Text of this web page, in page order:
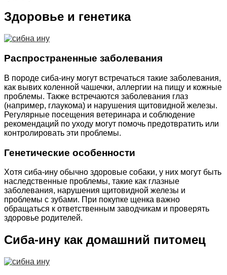
Здоровье и генетика
Распространенные заболевания
В породе сиба-ину могут встречаться такие заболевания,
как вывих коленной чашечки, аллергии на пищу и кожные
проблемы. Также встречаются заболевания глаз
(например, глаукома) и нарушения щитовидной железы.
Регулярные посещения ветеринара и соблюдение
рекомендаций по уходу могут помочь предотвратить или
контролировать эти проблемы.
Генетические особенности
Хотя сиба-ину обычно здоровые собаки, у них могут быть
наследственные проблемы, такие как глазные
заболевания, нарушения щитовидной железы и
проблемы с зубами. При покупке щенка важно
обращаться к ответственным заводчикам и проверять
здоровье родителей.
Сиба-ину как домашний питомец